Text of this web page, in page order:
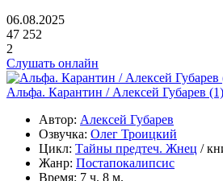
06.08.2025
47 252
2
Слушать онлайн
Альфа. Карантин / Алексей Губарев (1)
Автор: Алексей Губарев
Озвучка: Олег Троицкий
Цикл: Тайны предтеч. Жнец /
Жанр: Постапокалипсис
Время: 7 ч. 8 м.